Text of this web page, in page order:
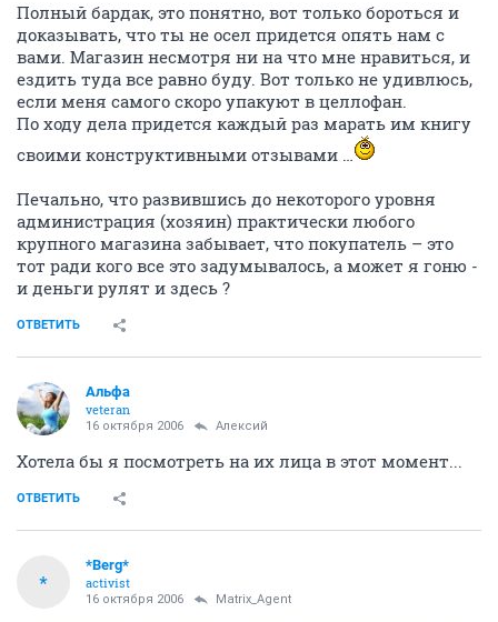
Полный бардак, это понятно, вот только бороться и
доказывать, что ты не осел придется опять нам с
вами. Магазин несмотря ни на что мне нравиться, и
ездить туда все равно буду. Вот только не удивлюсь,
если меня самого скоро упакуют в целлофан.
По ходу дела придется каждый раз марать им книгу
своими конструктивными отзывами …
Печально, что развившись до некоторого уровня
администрация (хозяин) практически любого
крупного магазина забывает, что покупатель – это
тот ради кого все это задумывалось, а может я гоню -
и деньги рулят и здесь ?
ОТВЕТИТЬ
Альфа
veteran
16 октября 2006 Алексий
Хотела бы я посмотреть на их лица в этот момент...
ОТВЕТИТЬ
*
*Berg*
activist
16 октября 2006 Matrix_Agent